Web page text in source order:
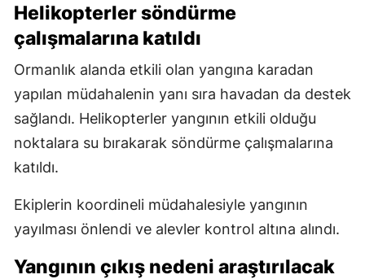
Helikopterler söndürme
çalışmalarına katıldı
Ormanlık alanda etkili olan yangına karadan
yapılan müdahalenin yanı sıra havadan da destek
sağlandı. Helikopterler yangının etkili olduğu
noktalara su bırakarak söndürme çalışmalarına
katıldı.
Ekiplerin koordineli müdahalesiyle yangının
yayılması önlendi ve alevler kontrol altına alındı.
Yangının çıkış nedeni araştırılacak